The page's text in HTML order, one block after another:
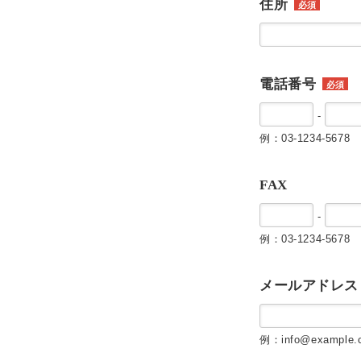
住所 必須
電話番号 必須
-
例：03-1234-5678
FAX
-
例：03-1234-5678
メールアドレス
例：